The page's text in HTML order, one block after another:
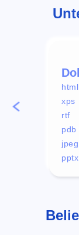
html
xps
rtf
pdb
jpeg
pptx